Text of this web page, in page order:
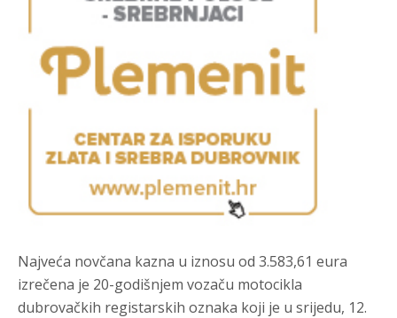
Najveća novčana kazna u iznosu od 3.583,61 eura
izrečena je 20-godišnjem vozaču motocikla
dubrovačkih registarskih oznaka koji je u srijedu, 12.